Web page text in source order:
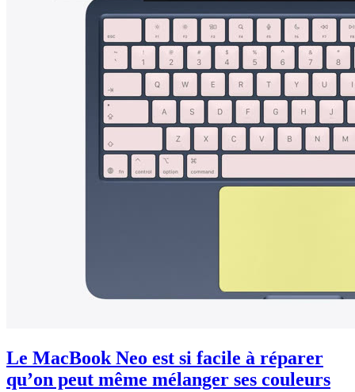
Le MacBook Neo est si facile à réparer
qu’on peut même mélanger ses couleurs